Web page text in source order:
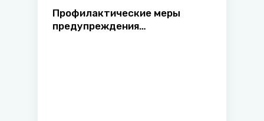
Профилактические меры
предупреждения